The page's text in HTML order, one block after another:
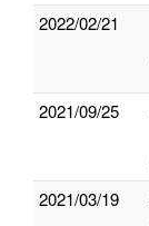
2022/02/21
2021/09/25
2021/03/19